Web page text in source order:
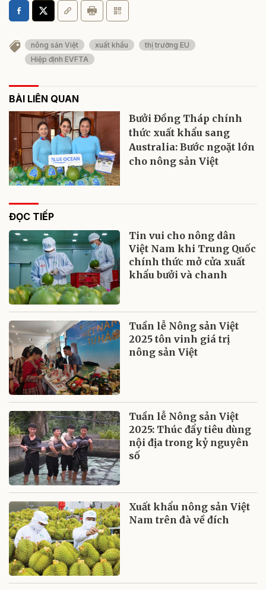
nông sản Việt xuất khẩu
thị trường EU
Hiệp định EVFTA
BÀI LIÊN QUAN
Bưởi Đồng Tháp chính
thức xuất khẩu sang
Australia: Bước ngoặt lớn
cho nông sản Việt
ĐỌC TIẾP
Tin vui cho nông dân
Việt Nam khi Trung Quốc
chính thức mở cửa xuất
khẩu bưởi và chanh
Tuần lễ Nông sản Việt
2025 tôn vinh giá trị
nông sản Việt
Tuần lễ Nông sản Việt
2025: Thúc đẩy tiêu dùng
nội địa trong kỷ nguyên
số
Xuất khẩu nông sản Việt
Nam trên đà về đích